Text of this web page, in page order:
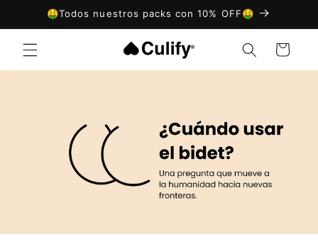
directamente
al contenido
🤑Todos nuestros packs con 10% OFF🤑
Carrito